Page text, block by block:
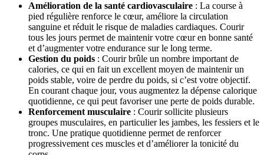
Amélioration de la santé cardiovasculaire : La course à
pied régulière renforce le cœur, améliore la circulation
sanguine et réduit le risque de maladies cardiaques. Courir
tous les jours permet de maintenir votre cœur en bonne santé
et d’augmenter votre endurance sur le long terme.
Gestion du poids : Courir brûle un nombre important de
calories, ce qui en fait un excellent moyen de maintenir un
poids stable, voire de perdre du poids, si c’est votre objectif.
En courant chaque jour, vous augmentez la dépense calorique
quotidienne, ce qui peut favoriser une perte de poids durable.
Renforcement musculaire : Courir sollicite plusieurs
groupes musculaires, en particulier les jambes, les fessiers et le
tronc. Une pratique quotidienne permet de renforcer
progressivement ces muscles et d’améliorer la tonicité du